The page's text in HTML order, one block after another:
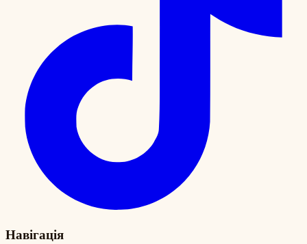
Навігація